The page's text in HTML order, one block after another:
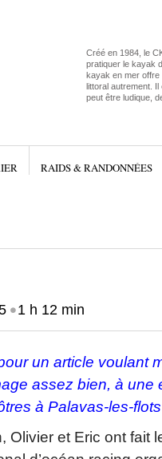
Créé en 1984, le
pratiquer le kayak
kayak en mer offre
littoral autrement.
peut être ludique,
RAIDS & RANDONNÉES
•1 h 12 min
un article voulant
assez bien, à une
à Palavas-les-
Olivier et Eric ont fait